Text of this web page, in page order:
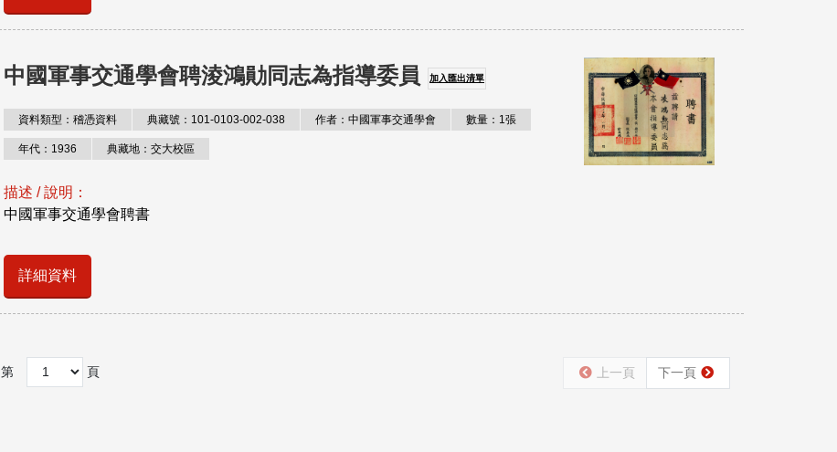
中國軍事交通學會聘淩鴻勛同志為指導委員 加入匯出清單
資料類型：稽憑資料 典藏號：101-0103-002-038 作者：中國軍事交通學會 數量：1張
年代：1936 典藏地：交大校區
描述 / 說明：
中國軍事交通學會聘書
詳細資料
第 頁 上一頁 下一頁